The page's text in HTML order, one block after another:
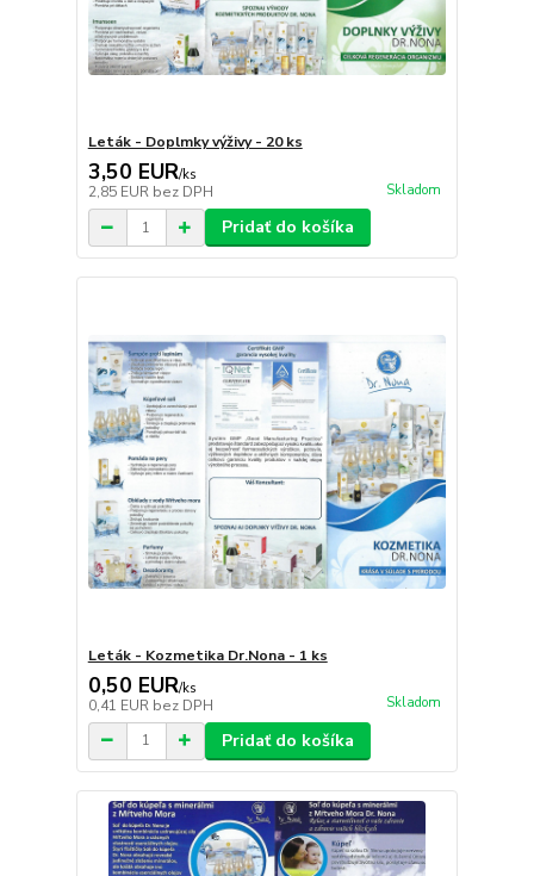
Leták - Doplmky výživy - 20 ks
3,50 EUR/ks
2,85 EUR bez DPH Skladom
Pridať do košíka
Leták - Kozmetika Dr.Nona - 1 ks
0,50 EUR/ks
0,41 EUR bez DPH Skladom
Pridať do košíka